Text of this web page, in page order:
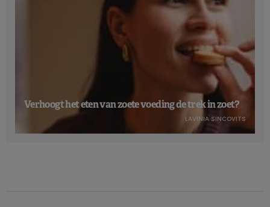
Verhoogt het eten van zoete voeding de trek in zoet?
LAVINIA SINCOVITS